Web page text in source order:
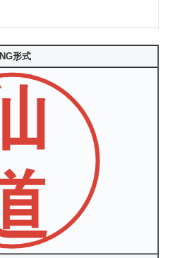
形式